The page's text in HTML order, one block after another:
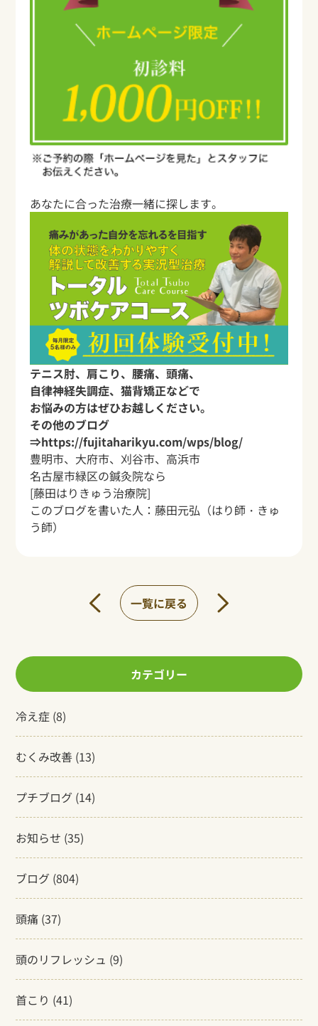
あなたに合った治療一緒に探します。
テニス肘、肩こり、腰痛、頭痛、
自律神経失調症、猫背矯正などで
お悩みの方はぜひお越しください。
その他のブログ
⇒https://fujitaharikyu.com/wps/blog/
豊明市、大府市、刈谷市、高浜市
名古屋市緑区の鍼灸院なら
[藤田はりきゅう治療院]
このブログを書いた人： 藤田元弘 （はり師・きゅ
う師）
一覧に戻る
カテゴリー
冷え症 (8)
むくみ改善 (13)
プチブログ (14)
お知らせ (35)
ブログ (804)
頭痛 (37)
頭のリフレッシュ (9)
首こり (41)